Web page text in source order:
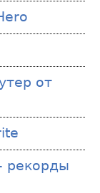
от
рекорды